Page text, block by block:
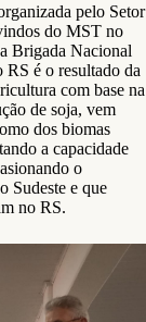
pelo Setor
do MST no
Brigada Nacional
RS é o resultado da
com base na
de soja, vem
dos biomas
a capacidade
o
Sudeste e que
no RS.